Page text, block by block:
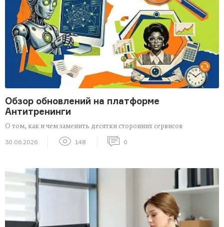
Обзор обновлений на платформе
Антитренинги
О том, как и чем заменить десятки сторонних сервисов
30.06.2026 148 0